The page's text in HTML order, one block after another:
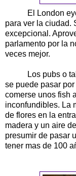
El London eye ,
para ver la ciudad.
excepcional.
parlamento por la
veces mejor.
Los pubs o
se puede pasar
comerse unos fish
inconfundibles. La
de flores en la
madera y un aire
presumir de pasar
tener mas de 100